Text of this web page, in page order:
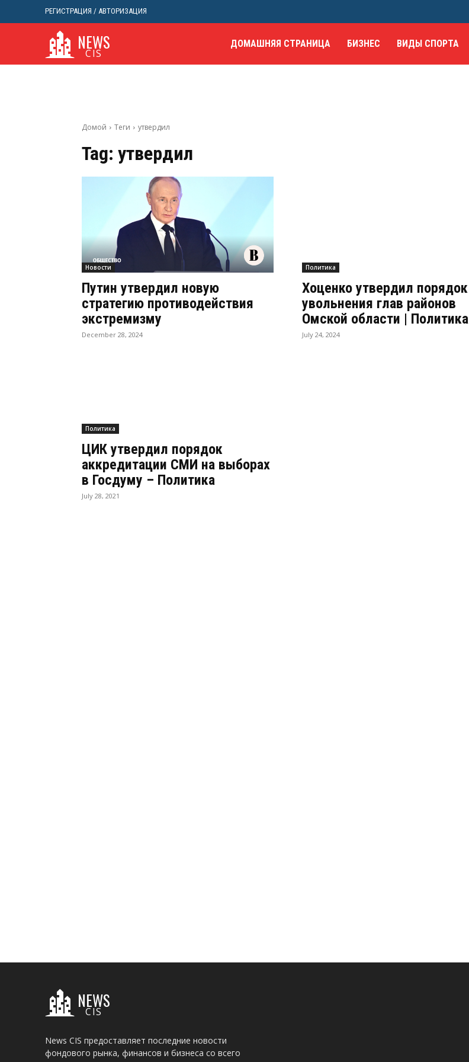
РЕГИСТРАЦИЯ / АВТОРИЗАЦИЯ
NEWS
CIS
ДОМАШНЯЯ СТРАНИЦА БИЗНЕС ВИДЫ СПОРТА
Домой Теги утвердил
Tag: утвердил
Новости
Путин утвердил новую
стратегию противодействия
экстремизму
December 28, 2024
Политика
Хоценко утвердил порядок
увольнения глав районов
Омской области | Политика
July 24, 2024
Политика
ЦИК утвердил порядок
аккредитации СМИ на выборах
в Госдуму – Политика
July 28, 2021
NEWS
CIS
News CIS предоставляет последние новости
фондового рынка, финансов и бизнеса со всего